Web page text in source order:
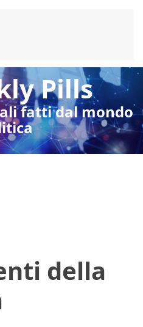
Pills
fatti dal mondo
della